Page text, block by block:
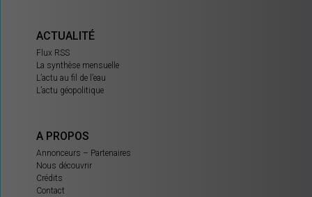
ACTUALITÉ
Flux RSS
La synthèse mensuelle
L’actu au fil de l’eau
L’actu géopolitique
A PROPOS
Annonceurs – Partenaires
Nous découvrir
Crédits
Contact